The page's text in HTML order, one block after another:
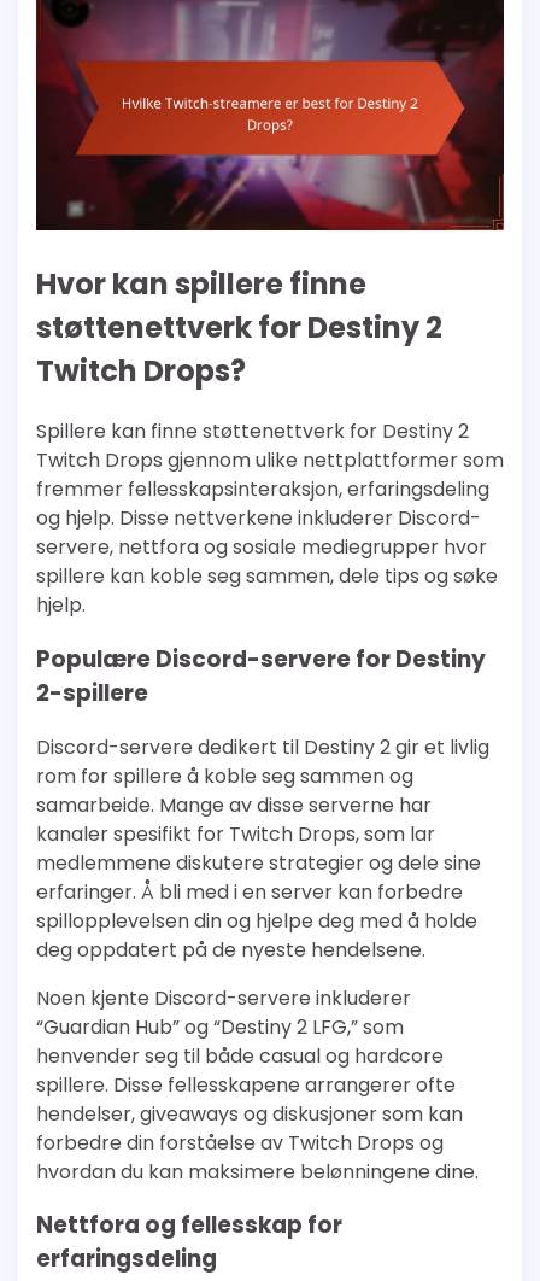
Hvor kan spillere finne
støttenettverk for Destiny 2
Twitch Drops?
Spillere kan finne støttenettverk for Destiny 2
Twitch Drops gjennom ulike nettplattformer som
fremmer fellesskapsinteraksjon, erfaringsdeling
og hjelp. Disse nettverkene inkluderer Discord-
servere, nettfora og sosiale mediegrupper hvor
spillere kan koble seg sammen, dele tips og søke
hjelp.
Populære Discord-servere for Destiny
2-spillere
Discord-servere dedikert til Destiny 2 gir et livlig
rom for spillere å koble seg sammen og
samarbeide. Mange av disse serverne har
kanaler spesifikt for Twitch Drops, som lar
medlemmene diskutere strategier og dele sine
erfaringer. Å bli med i en server kan forbedre
spillopplevelsen din og hjelpe deg med å holde
deg oppdatert på de nyeste hendelsene.
Noen kjente Discord-servere inkluderer
“Guardian Hub” og “Destiny 2 LFG,” som
henvender seg til både casual og hardcore
spillere. Disse fellesskapene arrangerer ofte
hendelser, giveaways og diskusjoner som kan
forbedre din forståelse av Twitch Drops og
hvordan du kan maksimere belønningene dine.
Nettfora og fellesskap for
erfaringsdeling